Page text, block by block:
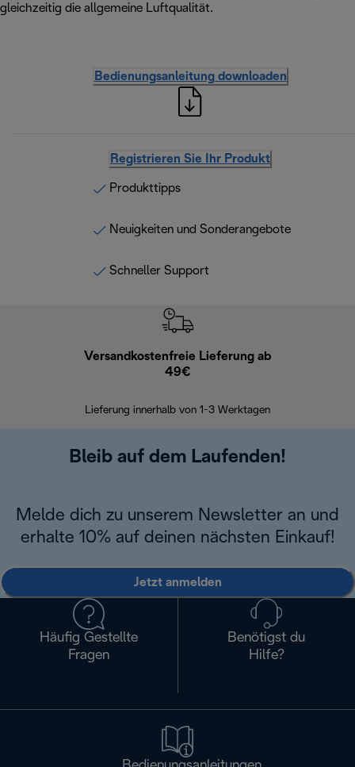
gleichzeitig die allgemeine Luftqualität.
Bedienungsanleitung downloaden
Registrieren Sie Ihr Produkt
Produkttipps
Neuigkeiten und Sonderangebote
Schneller Support
Versandkostenfreie Lieferung ab
49€
Lieferung innerhalb von 1-3 Werktagen
Bleib auf dem Laufenden!
Melde dich zu unserem Newsletter an und
erhalte 10% auf deinen nächsten Einkauf!
Jetzt anmelden
Häufig Gestellte
Fragen
Benötigst du
Hilfe?